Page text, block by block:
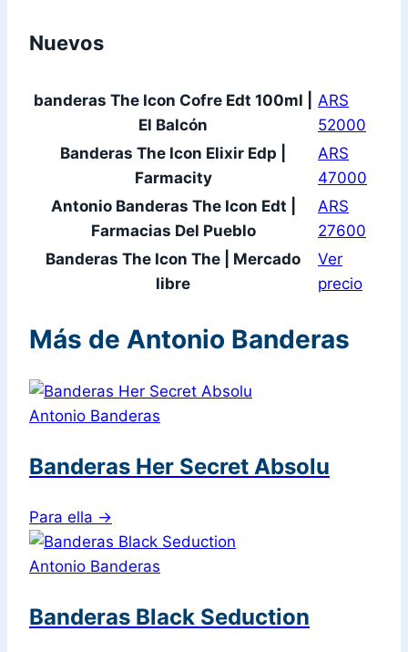
Nuevos
banderas The Icon Cofre Edt 100ml |
El Balcón
ARS
52000
Banderas The Icon Elixir Edp |
Farmacity
ARS
47000
Antonio Banderas The Icon Edt |
Farmacias Del Pueblo
ARS
27600
Banderas The Icon The | Mercado
libre
Ver
precio
Más de Antonio Banderas
Antonio Banderas
Banderas Her Secret Absolu
Para ella →
Antonio Banderas
Banderas Black Seduction